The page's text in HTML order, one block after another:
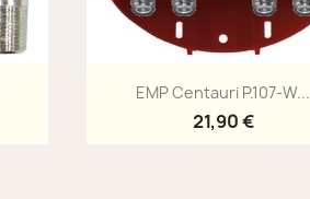
Aperçu rapide
EMP Centauri P.107-W...
21,90 €